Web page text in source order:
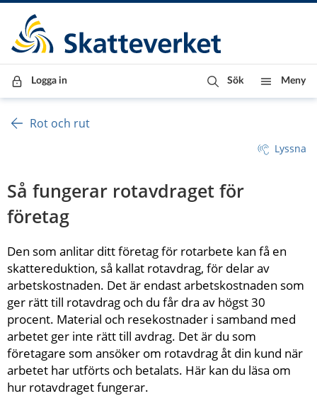
Till innehåll
Till navigationen
Till chattrobot
Logga in Sök Meny
Rot och rut
Lyssna
Så fungerar rotavdraget för
företag
Den som anlitar ditt företag för rotarbete kan få en
skattereduktion, så kallat rotavdrag, för delar av
arbetskostnaden. Det är endast arbetskostnaden som
ger rätt till rotavdrag och du får dra av högst 30
procent. Material och resekostnader i samband med
arbetet ger inte rätt till avdrag. Det är du som
företagare som ansöker om rotavdrag åt din kund när
arbetet har utförts och betalats. Här kan du läsa om
hur rotavdraget fungerar.